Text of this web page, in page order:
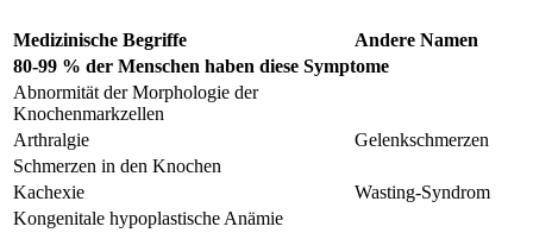
Medizinische Begriffe
Andere Namen
80-99 % der Menschen haben diese Symptome
Abnormität der Morphologie der
Knochenmarkzellen
Arthralgie
Gelenkschmerzen
Schmerzen in den Knochen
Kachexie
Wasting-Syndrom
Kongenitale hypoplastische Anämie